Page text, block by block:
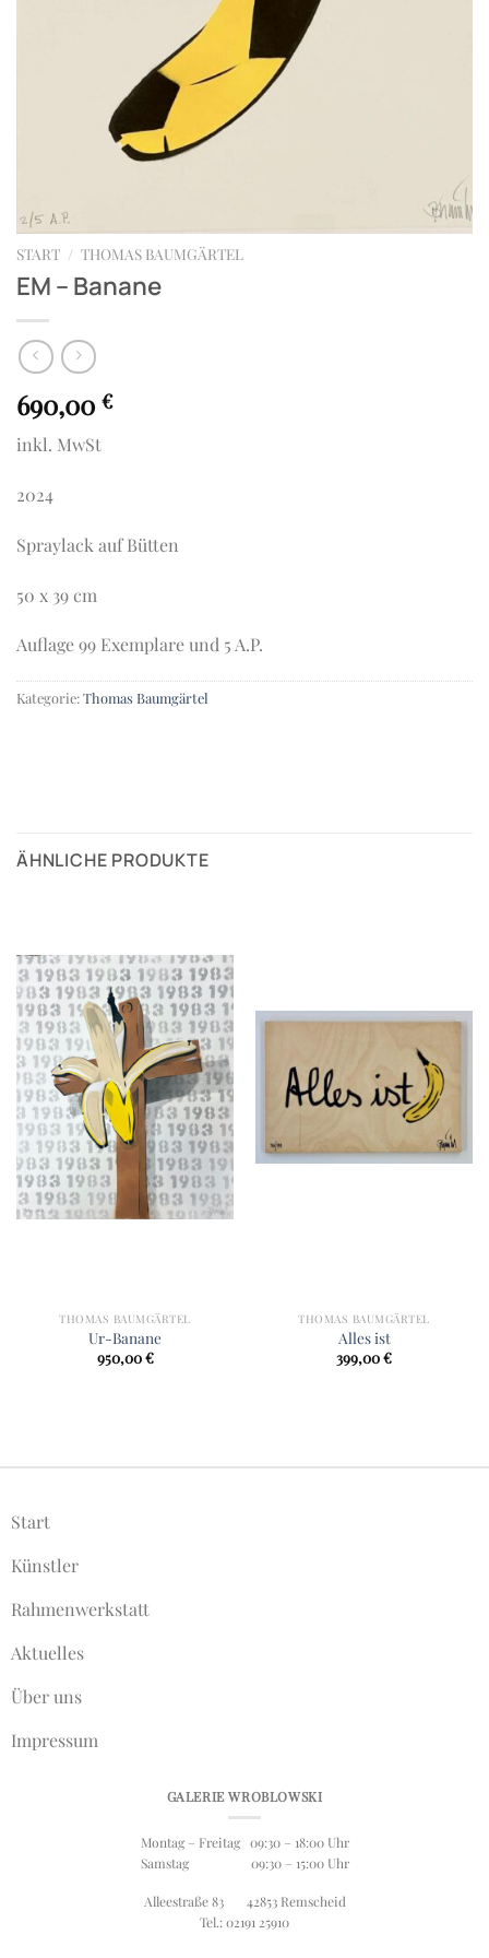
START / THOMAS BAUMGÄRTEL
EM – Banane
690,00 €
inkl. MwSt
2024
Spraylack auf Bütten
50 x 39 cm
Auflage 99 Exemplare und 5 A.P.
Kategorie:Thomas Baumgärtel
ÄHNLICHE PRODUKTE
THOMAS BAUMGÄRTEL
Ur-Banane
950,00€
THOMAS BAUMGÄRTEL
Alles ist
399,00€
Start
Künstler
Rahmenwerkstatt
Aktuelles
Über uns
Impressum
GALERIE WROBLOWSKI
Montag – Freitag 09:30 – 18:00 Uhr
Samstag 09:30 – 15:00 Uhr
Alleestraße 83 42853 Remscheid
Tel.: 02191 25910